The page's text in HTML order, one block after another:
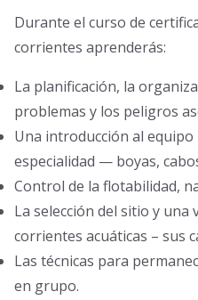
Durante el curso de
corrientes aprenderás:
La planificación, la
problemas y los peligros
Una introducción al
especialidad — boyas,
Control de la flotabilidad,
La selección del sitio y una
corrientes acuáticas – sus
Las técnicas para
en grupo.